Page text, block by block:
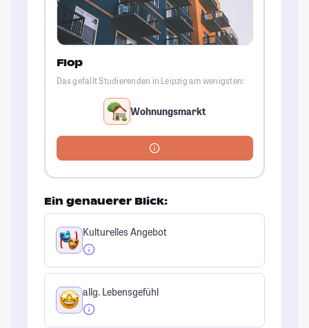
Flop
Das gefällt Studierenden in Leipzig am wenigsten:
Wohnungsmarkt
Ein genauerer Blick:
Kulturelles Angebot
allg. Lebensgefühl